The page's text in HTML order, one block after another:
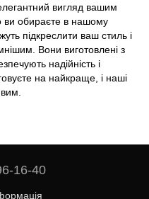
вигляд вашим
ви обираєте в нашому
підкреслити ваш стиль і
Вони виготовлені з
надійність і
на найкраще, і наші
16-40